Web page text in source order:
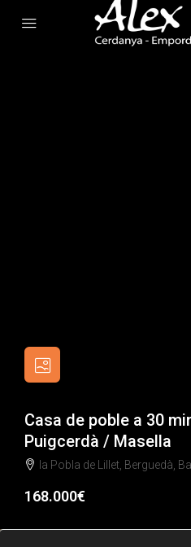
Casa de poble a 30
Puigcerdà / Masella
la Pobla de Lillet, Berguedà,
168.000€